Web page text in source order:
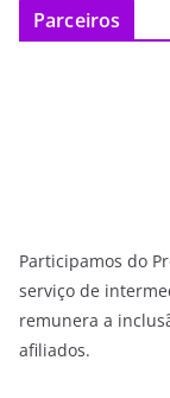
Parceiros
Participamos do
serviço de
remunera a
afiliados.